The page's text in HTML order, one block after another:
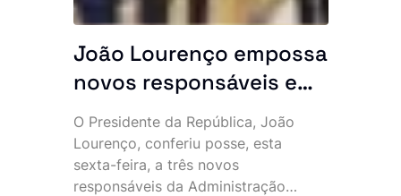
João Lourenço empossa
novos responsáveis e
exige resultados: “O
Executivo conta
convosco”
O Presidente da República, João
Lourenço, conferiu posse, esta
sexta-feira, a três novos
responsáveis da Administração